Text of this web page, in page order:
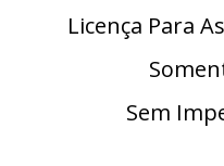
Licença Para
Sem